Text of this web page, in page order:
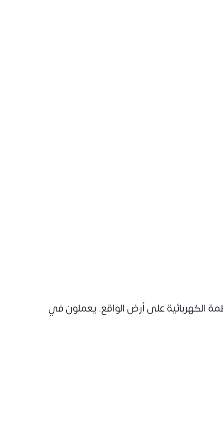
الكهربائية على أرض الواقع. يعملون في